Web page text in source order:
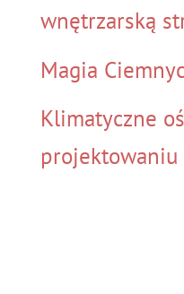
wnętrzarską
Magia
Klimatyczne